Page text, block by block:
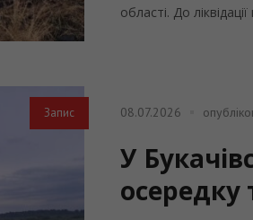
області. До
Запис 08.07.2026
У
осередку